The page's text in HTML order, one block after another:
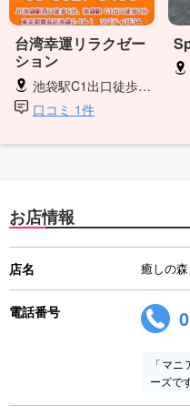
台湾幸運リラクゼー
ション
池袋駅C1出口徒歩0分
口コミ 1件
お店情報
店名 癒しの森
電話番号
「マ
ーズで